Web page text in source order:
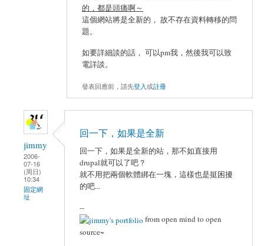
的，都是頭痛啊～
這個網站將是全新的， 故不存在資料轉移的問
題。
如要詳細談的話， 可以pm我，然後我可以致
電詳談。
發表回應前，請先登入或註冊
jimmy
2006-
07-16
(周日)
10:34
固定網
址
回一下，如果是全新
回一下，如果是全新的站，那不如直接用
drupal就可以了吧？
就不用把兩個軟體綁在一塊，這樣也是挺困擾
的吧...
--
from open mind to open
source~